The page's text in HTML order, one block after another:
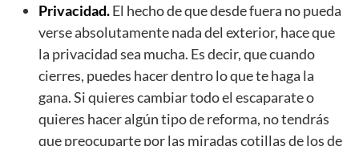
Privacidad.El hecho de que desde fuera no pueda
verse absolutamente nada del exterior, hace que
la privacidad sea mucha. Es decir, que cuando
cierres, puedes hacer dentro lo que te haga la
gana. Si quieres cambiar todo el escaparate o
quieres hacer algún tipo de reforma, no tendrás
que preocuparte por las miradas cotillas de los de